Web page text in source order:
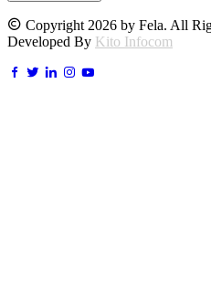
Copyright 2026 by Fela. All
Developed By Kito Infocom